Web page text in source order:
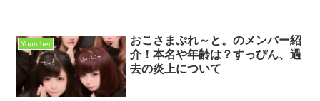
Youtuber
おこさまぷれ～と。のメンバー紹
介！本名や年齢は？すっぴん、過
去の炎上について